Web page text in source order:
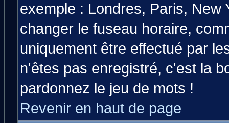
exemple : Londres, Paris, New
changer le fuseau horaire,
uniquement être effectué par
n'êtes pas enregistré, c'est la
pardonnez le jeu de mots !
Revenir en haut de page